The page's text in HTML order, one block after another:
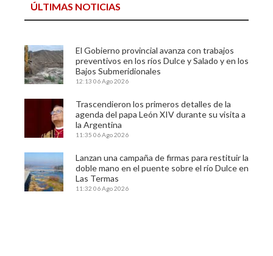
ÚLTIMAS NOTICIAS
El Gobierno provincial avanza con trabajos
preventivos en los ríos Dulce y Salado y en los
Bajos Submeridionales
12:13 06 Ago 2026
Trascendieron los primeros detalles de la
agenda del papa León XIV durante su visita a
la Argentina
11:35 06 Ago 2026
Lanzan una campaña de firmas para restituir la
doble mano en el puente sobre el río Dulce en
Las Termas
11:32 06 Ago 2026